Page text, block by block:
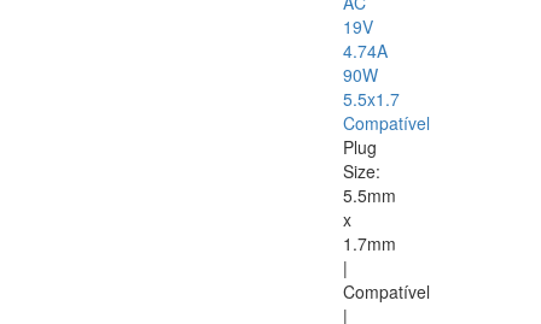
19V
4.74A
90W
5.5x1.7
Compatível
Plug
Size:
5.5mm
x
1.7mm
|
Compatível
|